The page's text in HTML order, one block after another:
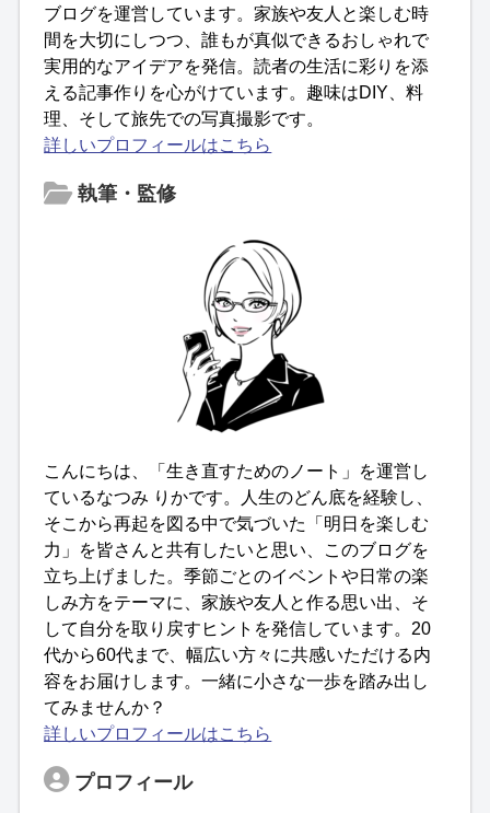
ブログを運営しています。家族や友人と楽しむ時
間を大切にしつつ、誰もが真似できるおしゃれで
実用的なアイデアを発信。読者の生活に彩りを添
える記事作りを心がけています。趣味はDIY、料
理、そして旅先での写真撮影です。
詳しいプロフィールはこちら
執筆・監修
こんにちは、「生き直すためのノート」を運営し
ているなつみ りかです。人生のどん底を経験し、
そこから再起を図る中で気づいた「明日を楽しむ
力」を皆さんと共有したいと思い、このブログを
立ち上げました。季節ごとのイベントや日常の楽
しみ方をテーマに、家族や友人と作る思い出、そ
して自分を取り戻すヒントを発信しています。20
代から60代まで、幅広い方々に共感いただける内
容をお届けします。一緒に小さな一歩を踏み出し
てみませんか？
詳しいプロフィールはこちら
プロフィール